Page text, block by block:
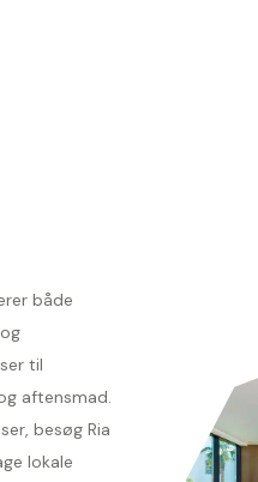
både
til
aftensmad.
besøg Ria
lokale